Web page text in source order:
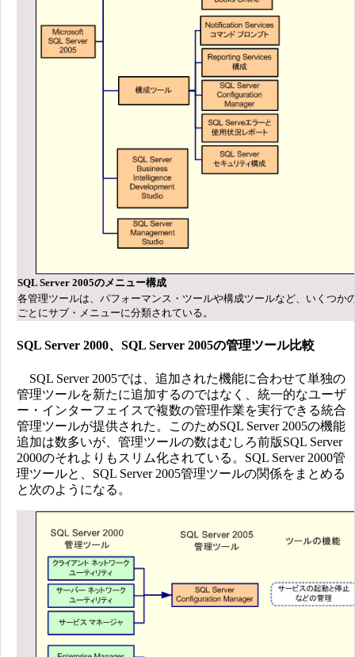
SQL Server 2005のメニュー構成
各管理ツールは、パフォーマンス・ツールや構成ツールなど、いくつか
ごとにサブ・メニューに分類されている。
SQL Server 2000、SQL Server 2005の管理ツール比較
SQL Server 2005では、追加された機能に合わせて単独の
管理ツールを新たに追加するのではなく、統一的なユーザ
ー・インターフェイスで複数の管理作業を実行できる統合
管理ツールが提供された。このためSQL Server 2005の機能
追加は数多いが、管理ツールの数はむしろ前版SQL Server
2000のそれよりもスリム化されている。SQL Server 2000管
理ツールと、SQL Server 2005管理ツールの関係をまとめる
と次のようになる。